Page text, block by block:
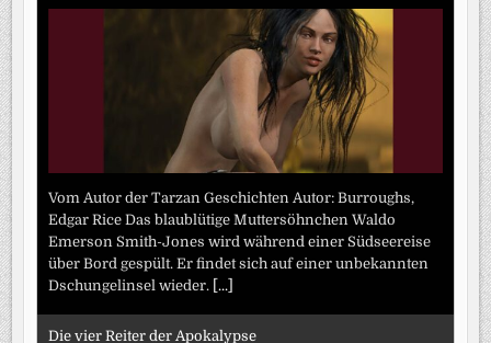
Vom Autor der Tarzan Geschichten Autor: Burroughs,
Edgar Rice Das blaublütige Muttersöhnchen Waldo
Emerson Smith-Jones wird während einer Südseereise
über Bord gespült. Er findet sich auf einer unbekannten
Dschungelinsel wieder. [...]
Die vier Reiter der Apokalypse